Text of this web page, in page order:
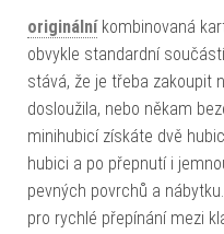
originálníkombinovaná
obvykle standardní
stává, že je třeba zakoupit
dosloužila, nebo někam
minihubicí získáte dvě
hubici a po přepnutí i
pevných povrchů a
pro rychlé přepínání mezi